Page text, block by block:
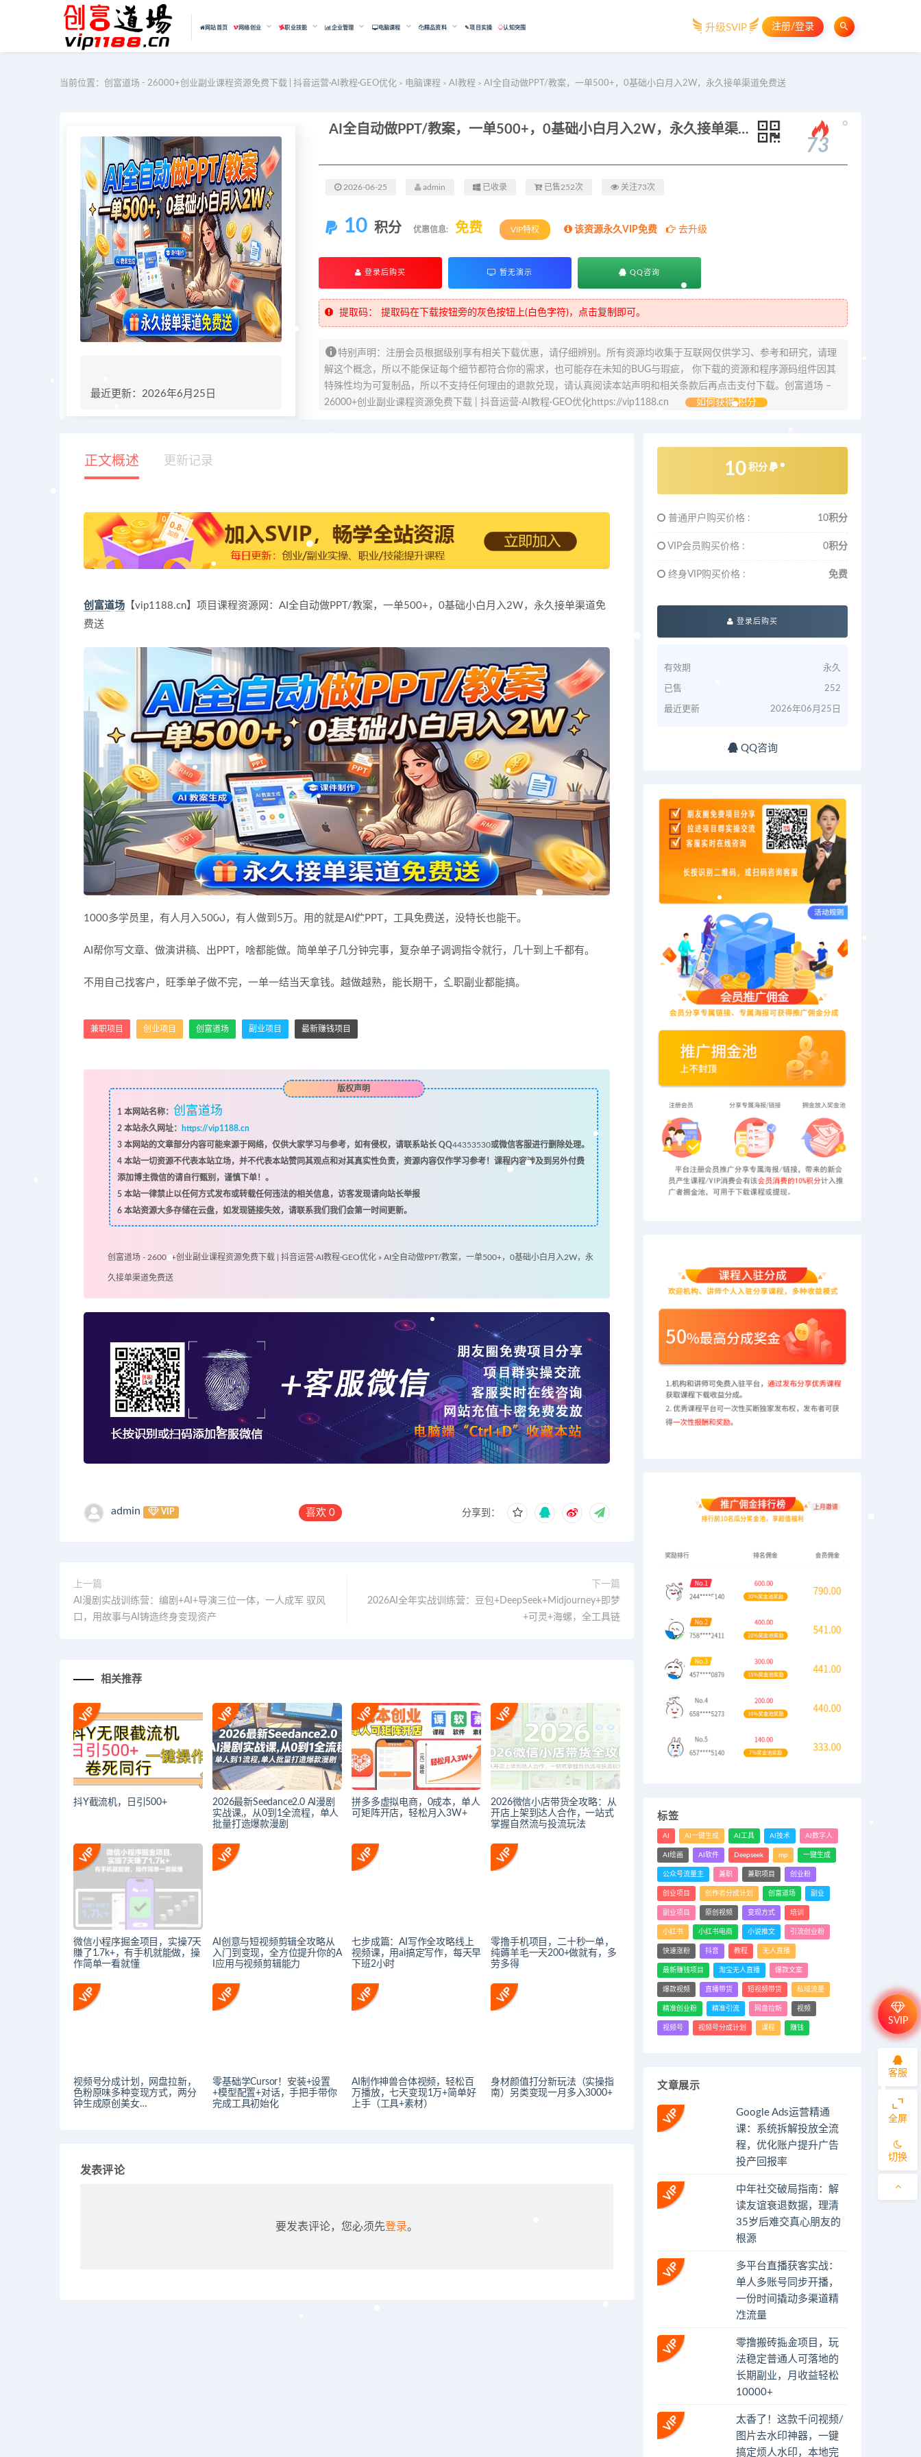
网站首页 网络创业 职业技能 企业管理 电脑课程 精品资料 ✎项目实操 认知突围 升级SVIP 注册/登录
当前位置： 创富道场 - 26000+创业副业课程资源免费下载 | 抖音运营·AI教程·GEO优化 > 电脑课程 > AI教程 > AI全自动做PPT/教案，一单500+，0基础小白月入2W，永久接单渠道免费送
最近更新：2026年6月25日
AI全自动做PPT/教案，一单500+，0基础小白月入2W，永久接单渠道免费送
73
。
2026-06-25 admin 已收录 已售252次 关注73次
10 积分 优惠信息: 免费 VIP特权 该资源永久VIP免费 去升级
登录后购买 暂无演示 QQ咨询
提取码： 提取码在下载按钮旁的灰色按钮上(白色字符)，点击复制即可。
特别声明：注册会员根据级别享有相关下载优惠，请仔细辨别。所有资源均收集于互联网仅供学习、参考和研究，请理
解这个概念，所以不能保证每个细节都符合你的需求，也可能存在未知的BUG与瑕疵， 你下载的资源和程序源码组件因其
特殊性均为可复制品，所以不支持任何理由的退款兑现，请认真阅读本站声明和相关条款后再点击支付下载。创富道场 –
26000+创业副业课程资源免费下载 | 抖音运营·AI教程·GEO优化https://vip1188.cn
如何获得 积分
正文概述 更新记录
创富道场 【vip1188.cn】项目课程资源网：AI全自动做PPT/教案，一单500+，0基础小白月入2W，永久接单渠道免
费送
1000多学员里，有人月入5000，有人做到5万。用的就是AI做PPT，工具免费送，没特长也能干。
AI帮你写文章、做演讲稿、出PPT，啥都能做。简单单子几分钟完事，复杂单子调调指令就行，几十到上千都有。
不用自己找客户，旺季单子做不完，一单一结当天拿钱。越做越熟，能长期干，全职副业都能搞。
兼职项目 创业项目 创富道场 副业项目 最新赚钱项目
版权声明
1 本网站名称： 创富道场
2本站永久网址：
https://vip1188.cn
3本网站的文章部分内容可能来源于网络，仅供大家学习与参考，如有侵权，请联系站长 QQ44353530或微信客服进行删除处理。
4本站一切资源不代表本站立场，并不代表本站赞同其观点和对其真实性负责，资源内容仅作学习参考！课程内容涉及到另外付费
添加博主微信的请自行甄别，谨慎下单！。
5本站一律禁止以任何方式发布或转载任何违法的相关信息，访客发现请向站长举报
6本站资源大多存储在云盘，如发现链接失效，请联系我们我们会第一时间更新。
创富道场 - 26000+创业副业课程资源免费下载 | 抖音运营·AI教程·GEO优化 » AI全自动做PPT/教案，一单500+，0基础小白月入2W，永
久接单渠道免费送
admin VIP 喜欢0 分享到：
上一篇
AI漫剧实战训练营：编剧+AI+导演三位一体，一人成军 驭风
口，用故事与AI铸造终身变现资产
下一篇
2026AI全年实战训练营：豆包+DeepSeek+Midjourney+即梦
+可灵+海螺，全工具链
相关推荐
抖Y截流机，日引500+
2026最新Seedance2.0 AI漫剧
实战课,，从0到1全流程，单人
批量打造爆款漫剧
拼多多虚拟电商，0成本，单人
可矩阵开店，轻松月入3W+
2026微信小店带货全攻略：从
开店上架到达人合作，一站式
掌握自然流与投流玩法
微信小程序掘金项目，实操7天
賺了1.7k+，有手机就能做，操
作简单一看就懂
AI创意与短视频剪辑全攻略从
入门到变现，全方位提升你的A
I应用与视频剪辑能力
七步成篇：AI写作全攻略线上
视频课，用ai搞定写作，每天早
下班2小时
零撸手机项目，二十秒一单，
纯薅羊毛一天200+做就有，多
劳多得
视频号分成计划，网盘拉新，
色粉原味多种变现方式，两分
钟生成原创美女…
零基础学Cursor！安装+设置
+模型配置+对话，手把手带你
完成工具初始化
AI制作神兽合体视频，轻松百
万播放，七天变现1万+简单好
上手（工具+素材）
身材颜值打分新玩法（实操指
南）另类变现一月多入3000+
发表评论
要发表评论，您必须先登录。
10 积分
普通用户购买价格 : 10积分
VIP会员购买价格 : 0积分
终身VIP购买价格 : 免费
登录后购买
有效期 永久
已售 252
最近更新 2026年06月25日
QQ咨询
标签
AI AI一键生成 AI工具 AI技术 AI数字人
AI绘画 AI软件 Deepseek mp 一键生成
公众号流量主 兼职 兼职项目 创业粉
创业项目 创作者分成计划 创富道场 副业
副业项目 原创视频 变现方式 培训
小红书 小红书电商 小说推文 引流创业粉
快速涨粉 抖音 教程 无人直播
最新赚钱项目 淘宝无人直播 爆款文案
爆款视频 直播带货 短视频带货 私域流量
精准创业粉 精准引流 网盘拉新 视频
视频号 视频号分成计划 课程 赚钱
文章展示
Google Ads运营精通
课：系统拆解投放全流
程，优化账户提升广告
投产回报率
中年社交破局指南：解
读友谊衰退数据，理清
35岁后难交真心朋友的
根源
多平台直播获客实战：
单人多账号同步开播，
一份时间撬动多渠道精
准流量
零撸搬砖掘金项目，玩
法稳定普通人可落地的
长期副业，月收益轻松
10000+
太香了！这款千问视频/
图片去水印神器，一键
搞定烦人水印，本地完
SVIP
客服
全屏
切换